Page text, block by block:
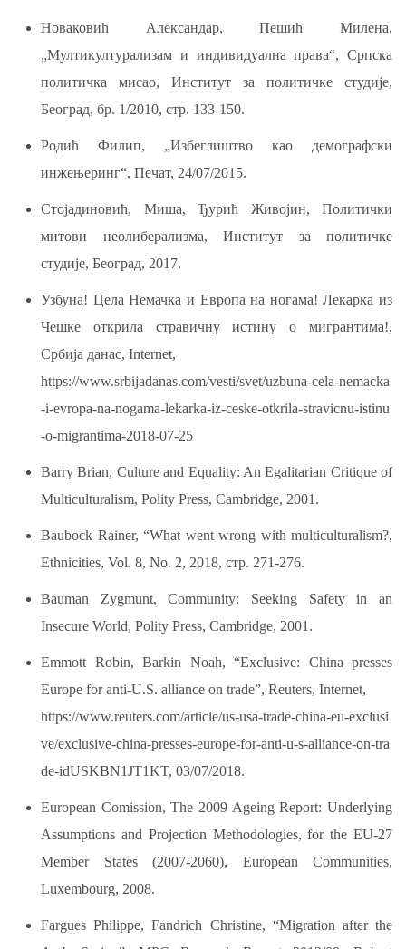
Новаковић Александар, Пешић Милена,
„Мултикултурализам и индивидуална права“, Српска
политичка мисао, Институт за политичке студије,
Београд, бр. 1/2010, стр. 133-150.
Родић Филип, „Избеглиштво као демографски
инжењеринг“, Печат, 24/07/2015.
Стојадиновић, Миша, Ђурић Живојин, Политички
митови неолиберализма, Институт за политичке
студије, Београд, 2017.
Узбуна! Цела Немачка и Европа на ногама! Лекарка из
Чешке открила стравичну истину о мигрантима!,
Србија данас, Internet,
https://www.srbijadanas.com/vesti/svet/uzbuna-cela-nemacka
-i-evropa-na-nogama-lekarka-iz-ceske-otkrila-stravicnu-istinu
-o-migrantima-2018-07-25
Barry Brian, Culture and Equality: An Egalitarian Critique of
Multiculturalism, Polity Press, Cambridge, 2001.
Baubock Rainer, “What went wrong with multiculturalism?,
Ethnicities, Vol. 8, No. 2, 2018, стр. 271-276.
Bauman Zygmunt, Community: Seeking Safety in an
Insecure World, Polity Press, Cambridge, 2001.
Emmott Robin, Barkin Noah, “Exclusive: China presses
Europe for anti-U.S. alliance on trade”, Reuters, Internet,
https://www.reuters.com/article/us-usa-trade-china-eu-exclusi
ve/exclusive-china-presses-europe-for-anti-u-s-alliance-on-tra
de-idUSKBN1JT1KT, 03/07/2018.
European Comission, The 2009 Ageing Report: Underlying
Assumptions and Projection Methodologies, for the EU-27
Member States (2007-2060), European Communities,
Luxembourg, 2008.
Fargues Philippe, Fandrich Christine, “Migration after the